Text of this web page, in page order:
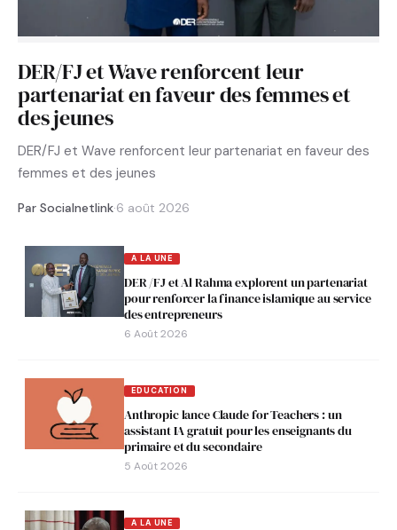
DER/FJ et Wave renforcent leur
partenariat en faveur des femmes et
des jeunes
DER/FJ et Wave renforcent leur partenariat en faveur des
femmes et des jeunes
Par Socialnetlink·6 août 2026
A LA UNE
DER /FJ et Al Rahma explorent un partenariat
pour renforcer la finance islamique au service
des entrepreneurs
6 Août 2026
EDUCATION
Anthropic lance Claude for Teachers : un
assistant IA gratuit pour les enseignants du
primaire et du secondaire
5 Août 2026
A LA UNE